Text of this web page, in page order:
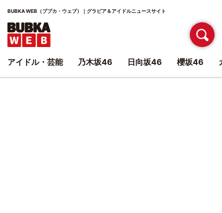
BUBKA WEB（ブブカ・ウェブ）｜グラビア＆アイドルニュースサイト
アイドル・芸能 乃木坂46 日向坂46 櫻坂46